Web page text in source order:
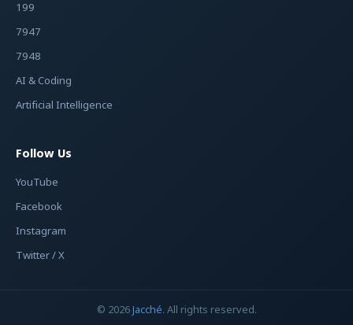
199
7947
7948
AI & Coding
Artificial Intelligence
Follow Us
YouTube
Facebook
Instagram
Twitter / X
© 2026Jacché. All rights reserved.